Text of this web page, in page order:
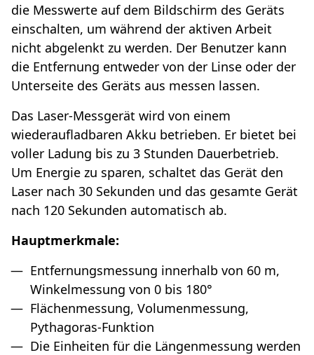
die Messwerte auf dem Bildschirm des Geräts
einschalten, um während der aktiven Arbeit
nicht abgelenkt zu werden. Der Benutzer kann
die Entfernung entweder von der Linse oder der
Unterseite des Geräts aus messen lassen.
Das Laser-Messgerät wird von einem
wiederaufladbaren Akku betrieben. Er bietet bei
voller Ladung bis zu 3 Stunden Dauerbetrieb.
Um Energie zu sparen, schaltet das Gerät den
Laser nach 30 Sekunden und das gesamte Gerät
nach 120 Sekunden automatisch ab.
Hauptmerkmale:
Entfernungsmessung innerhalb von 60 m,
Winkelmessung von 0 bis 180°
Flächenmessung, Volumenmessung,
Pythagoras-Funktion
Die Einheiten für die Längenmessung werden